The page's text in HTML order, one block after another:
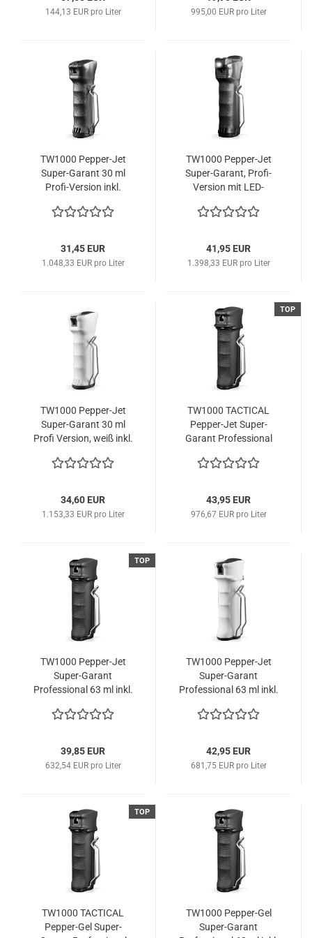
144,13 EUR pro Liter 995,00 EUR pro Liter
TW1000 Pepper-Jet
Super-Garant 30 ml
Profi-Version inkl.
Patrone
31,45 EUR
1.048,33 EUR pro Liter
TW1000 Pepper-Jet
Super-Garant, Profi-
Version mit LED-
41,95 EUR
1.398,33 EUR pro Liter
TW1000 Pepper-Jet
Super-Garant 30 ml
Profi Version, weiß inkl.
34,60 EUR
1.153,33 EUR pro Liter
TOP
TW1000 TACTICAL
Pepper-Jet Super-
Garant Professional
43,95 EUR
976,67 EUR pro Liter
TOP
TW1000 Pepper-Jet
Super-Garant
Professional 63 ml inkl.
Patrone
39,85 EUR
632,54 EUR pro Liter
TW1000 Pepper-Jet
Super-Garant
Professional 63 ml inkl.
Patrone in Sonderfarbe
42,95 EUR
681,75 EUR pro Liter
TOP
TW1000 TACTICAL
Pepper-Gel Super-
TW1000 Pepper-Gel
Super-Garant